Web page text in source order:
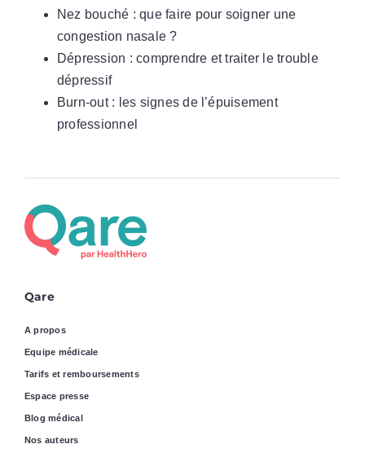
Nez bouché : que faire pour soigner une
congestion nasale ?
Dépression : comprendre et traiter le trouble
dépressif
Burn-out : les signes de l’épuisement
professionnel
Qare
A propos
Equipe médicale
Tarifs et remboursements
Espace presse
Blog médical
Nos auteurs